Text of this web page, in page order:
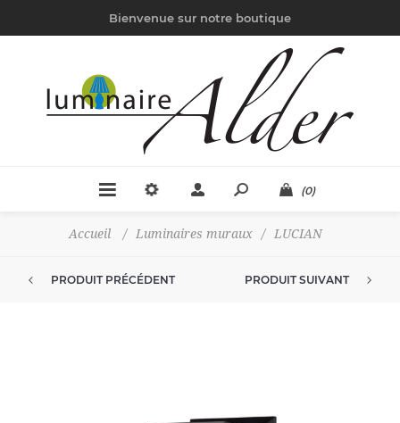
Bienvenue sur notre boutique
(0)
Accueil / Luminaires muraux / LUCIAN
PRODUIT PRÉCÉDENT PRODUIT SUIVANT